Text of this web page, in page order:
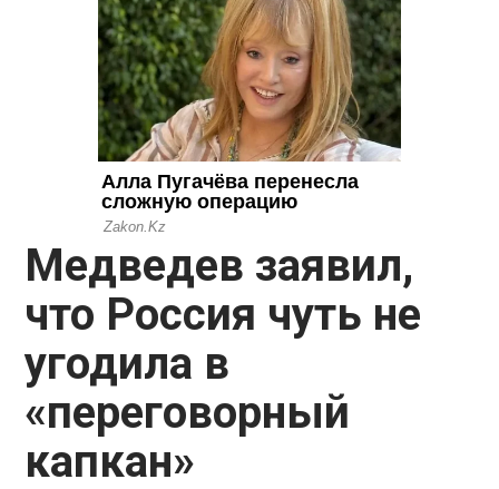
Медведев заявил,
что Россия чуть не
угодила в
«переговорный
капкан»